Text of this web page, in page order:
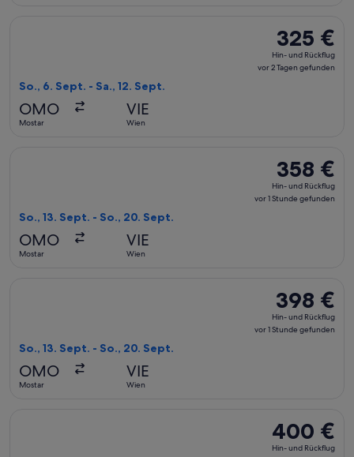
325 €
Hin-
und
325 €
Hin- und Rückflug
vor 2 Tagen gefunden
So., 6. Sept. - Sa., 12. Sept.
OMO
Mostar
VIE
Wien
358 €
Hin-
und
358 €
Hin- und Rückflug
vor 1 Stunde gefunden
So., 13. Sept. - So., 20. Sept.
OMO
Mostar
VIE
Wien
398 €
Hin-
und
398 €
Hin- und Rückflug
vor 1 Stunde gefunden
So., 13. Sept. - So., 20. Sept.
OMO
Mostar
VIE
Wien
400 €
Hin-
400 €
Hin- und Rückflug